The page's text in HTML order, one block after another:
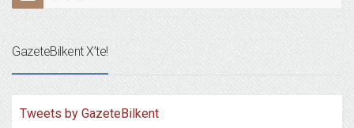
GazeteBilkent X’te!
Tweets by GazeteBilkent